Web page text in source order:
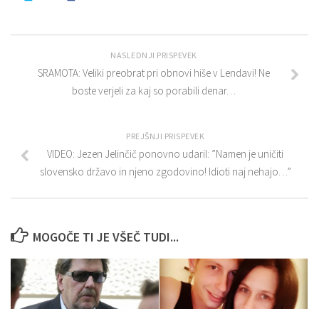
NASLEDNJI PRISPEVEK
SRAMOTA: Veliki preobrat pri obnovi hiše v Lendavi! Ne
boste verjeli za kaj so porabili denar…
PREJŠNJI PRISPEVEK
VIDEO: Jezen Jelinčič ponovno udaril: ”Namen je uničiti
slovensko državo in njeno zgodovino! Idioti naj nehajo…”
MOGOČE TI JE VŠEČ TUDI...